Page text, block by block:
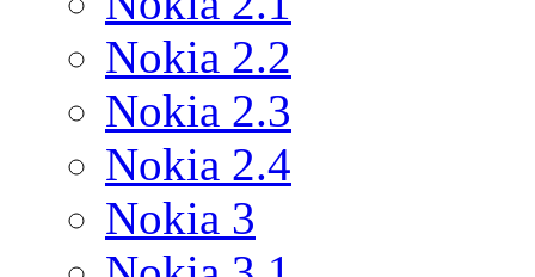
Nokia 2.2
Nokia 2.3
Nokia 2.4
Nokia 3